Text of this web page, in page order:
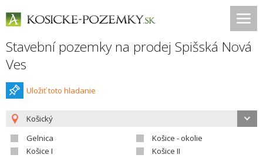
Stavební pozemky na prodej Spišská Nová
Ves
Uložiť toto hladanie
Košický
Gelnica
Košice - okolie
Košice I
Košice II